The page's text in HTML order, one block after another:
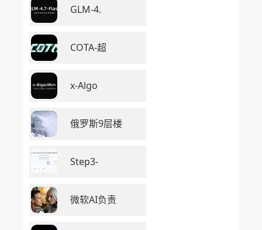
GLM-4.
COTA-超
x-Algo
俄罗斯9层楼
Step3-
微软AI负责